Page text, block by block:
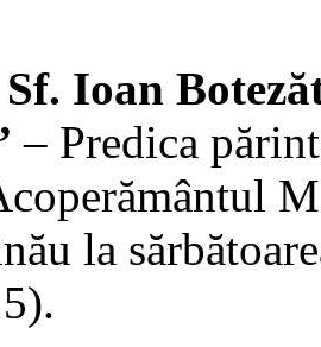
Sf. Ioan
– Predica
la